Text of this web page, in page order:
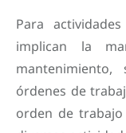
Para
implican la
órdenes de
orden de